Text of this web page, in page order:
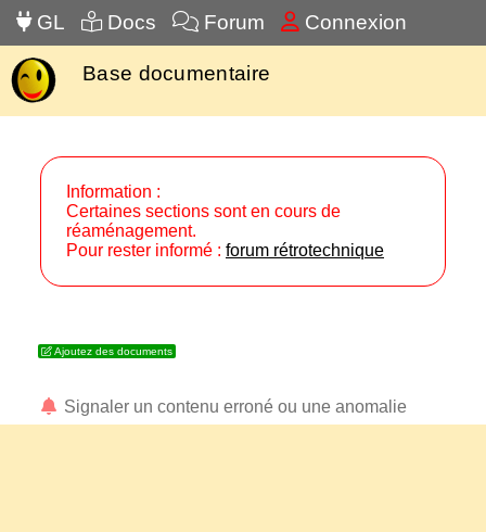
GL Docs Forum Connexion
Base documentaire
Information :
Certaines sections sont en cours de
réaménagement.
Pour rester informé : forum rétrotechnique
Ajoutez des documents
Signaler un contenu erroné ou une anomalie